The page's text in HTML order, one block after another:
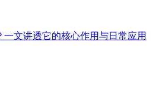
文讲透它的核心作用与日常应用